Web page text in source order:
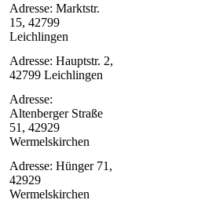
Adresse: Marktstr.
15, 42799
Leichlingen
Adresse: Hauptstr. 2,
42799 Leichlingen
Adresse:
Altenberger Straße
51, 42929
Wermelskirchen
Adresse: Hünger 71,
42929
Wermelskirchen